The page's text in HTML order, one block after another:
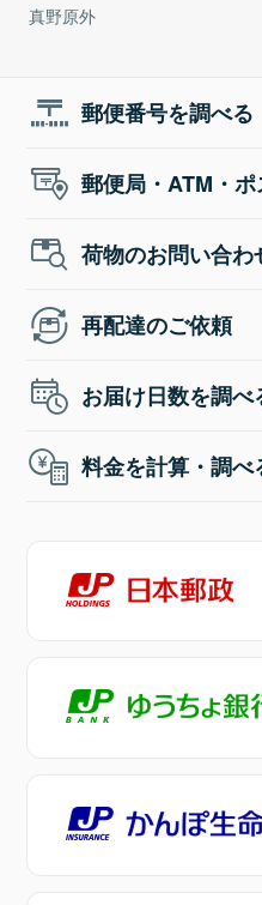
真野原外
郵便番号を調べる
郵便局・ATM・
荷物のお問い合わ
再配達のご依頼
お届け日数を調べ
料金を計算・調べ